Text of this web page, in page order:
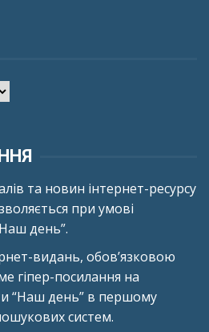
та новин інтернет-ресурсу
при умові
день”.
видань, обов’язковою
гіпер-посилання на
“Наш день” в першому
систем.